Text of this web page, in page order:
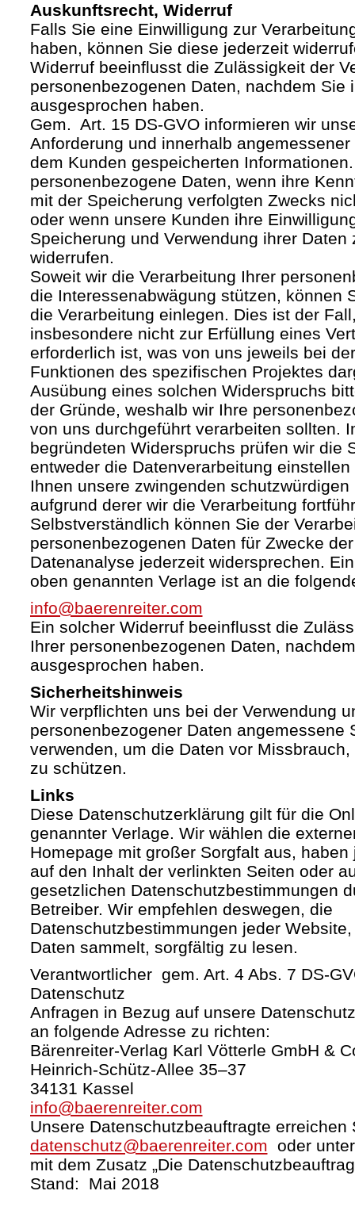
Auskunftsrecht, Widerruf
Falls Sie eine Einwilligung zur
haben, können Sie diese jederzeit
Widerruf beeinflusst die Zulässigkeit der
personenbezogenen Daten, nachdem Sie
ausgesprochen haben.
Gem. Art. 15 DS-GVO informieren wir
Anforderung und innerhalb
dem Kunden gespeicherten
personenbezogene Daten, wenn ihre
mit der Speicherung verfolgten Zwecks
oder wenn unsere Kunden ihre
Speicherung und Verwendung ihrer Daten
widerrufen.
Soweit wir die Verarbeitung Ihrer
die Interessenabwägung stützen, können
die Verarbeitung einlegen. Dies ist der
insbesondere nicht zur Erfüllung eines
erforderlich ist, was von uns jeweils bei
Funktionen des spezifischen Projektes
Ausübung eines solchen Widerspruchs
der Gründe, weshalb wir Ihre
von uns durchgeführt verarbeiten sollten.
begründeten Widerspruchs prüfen wir die
entweder die Datenverarbeitung
Ihnen unsere zwingenden
aufgrund derer wir die Verarbeitung
Selbstverständlich können Sie der
personenbezogenen Daten für Zwecke
Datenanalyse jederzeit widersprechen.
oben genannten Verlage ist an die
info@baerenreiter.com
Ein solcher Widerruf beeinflusst die
Ihrer personenbezogenen Daten,
ausgesprochen haben.
Sicherheitshinweis
Wir verpflichten uns bei der Verwendung
personenbezogener Daten angemessene
verwenden, um die Daten vor
zu schützen.
Links
Diese Datenschutzerklärung gilt für die
genannter Verlage. Wir wählen die
Homepage mit großer Sorgfalt aus,
auf den Inhalt der verlinkten Seiten oder
gesetzlichen Datenschutzbestimmungen
Betreiber. Wir empfehlen deswegen, die
Datenschutzbestimmungen jeder
Daten sammelt, sorgfältig zu lesen.
Verantwortlicher gem. Art. 4 Abs. 7 DS-
Datenschutz
Anfragen in Bezug auf unsere
an folgende Adresse zu richten:
Bärenreiter-Verlag Karl Vötterle GmbH &
Heinrich-Schütz-Allee 35–37
34131 Kassel
info@baerenreiter.com
Unsere Datenschutzbeauftragte erreichen
datenschutz@baerenreiter.com oder
mit dem Zusatz „Die
Stand: Mai 2018